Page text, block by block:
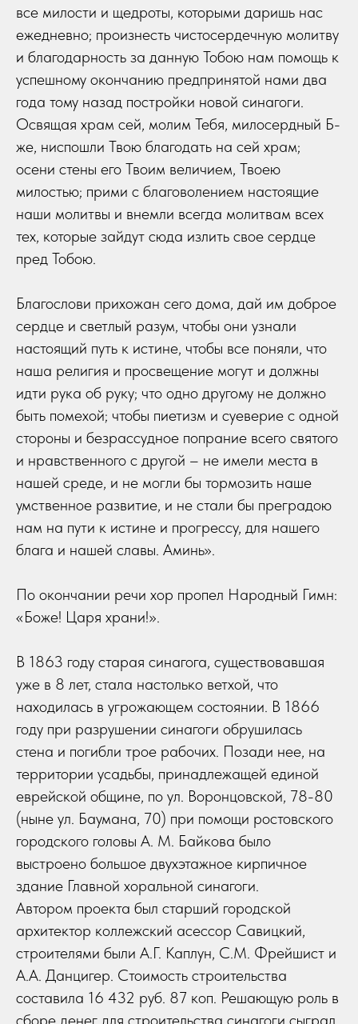
все милости и щедроты, которыми даришь нас
ежедневно; произнесть чистосердечную молитву
и благодарность за данную Тобою нам помощь к
успешному окончанию предпринятой нами два
года тому назад постройки новой синагоги.
Освящая храм сей, молим Тебя, милосердный Б-
же, ниспошли Твою благодать на сей храм;
осени стены его Твоим величием, Твоею
милостью; прими с благоволением настоящие
наши молитвы и внемли всегда молитвам всех
тех, которые зайдут сюда излить свое сердце
пред Тобою.
Благослови прихожан сего дома, дай им доброе
сердце и светлый разум, чтобы они узнали
настоящий путь к истине, чтобы все поняли, что
наша религия и просвещение могут и должны
идти рука об руку; что одно другому не должно
быть помехой; чтобы пиетизм и суеверие с одной
стороны и безрассудное попрание всего святого
и нравственного с другой – не имели места в
нашей среде, и не могли бы тормозить наше
умственное развитие, и не стали бы преградою
нам на пути к истине и прогрессу, для нашего
блага и нашей славы. Аминь».
По окончании речи хор пропел Народный Гимн:
«Боже! Царя храни!».
В 1863 году старая синагога, существовавшая
уже в 8 лет, стала настолько ветхой, что
находилась в угрожающем состоянии. В 1866
году при разрушении синагоги обрушилась
стена и погибли трое рабочих. Позади нее, на
территории усадьбы, принадлежащей единой
еврейской общине, по ул. Воронцовской, 78-80
(ныне ул. Баумана, 70) при помощи ростовского
городского головы А. М. Байкова было
выстроено большое двухэтажное кирпичное
здание Главной хоральной синагоги.
Автором проекта был старший городской
архитектор коллежский асессор Савицкий,
строителями были А.Г. Каплун, С.М. Фрейшист и
А.А. Данцигер. Стоимость строительства
составила 16 432 руб. 87 коп. Решающую роль в
сборе денег для строительства синагоги сыграл,